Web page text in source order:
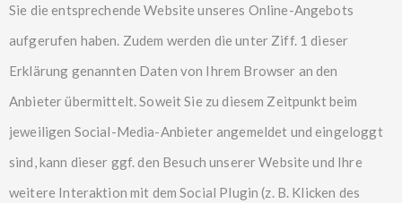
Sie die entsprechende Website unseres Online-Angebots
aufgerufen haben. Zudem werden die unter Ziff. 1 dieser
Erklärung genannten Daten von Ihrem Browser an den
Anbieter übermittelt. Soweit Sie zu diesem Zeitpunkt beim
jeweiligen Social-Media-Anbieter angemeldet und eingeloggt
sind, kann dieser ggf. den Besuch unserer Website und Ihre
weitere Interaktion mit dem Social Plugin (z. B. Klicken des